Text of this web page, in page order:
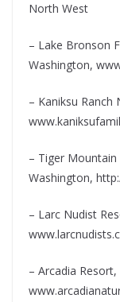
North West
– Lake Bronson
Washington,
– Kaniksu Ranch
– Tiger Mountain
Washington,
– Larc Nudist
– Arcadia